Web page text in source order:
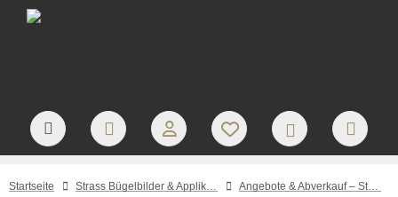
Startseite Strass Bügelbilder & Applikationen zum Aufbügeln
Angebote & Abverkauf – Strass Zubehör und Einzelstücke